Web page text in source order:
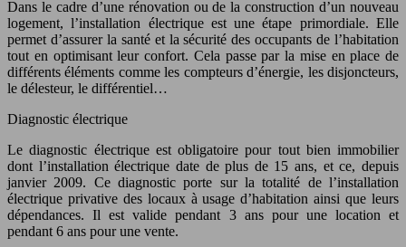
Dans le cadre d’une rénovation ou de la construction d’un nouveau
logement, l’installation électrique est une étape primordiale. Elle
permet d’assurer la santé et la sécurité des occupants de l’habitation
tout en optimisant leur confort. Cela passe par la mise en place de
différents éléments comme les compteurs d’énergie, les disjoncteurs,
le délesteur, le différentiel…
Diagnostic électrique
Le diagnostic électrique est obligatoire pour tout bien immobilier
dont l’installation électrique date de plus de 15 ans, et ce, depuis
janvier 2009. Ce diagnostic porte sur la totalité de l’installation
électrique privative des locaux à usage d’habitation ainsi que leurs
dépendances. Il est valide pendant 3 ans pour une location et
pendant 6 ans pour une vente.